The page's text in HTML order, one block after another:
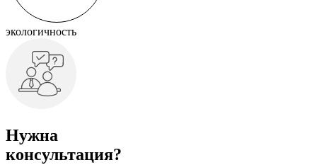
экологичность
Нужна
консультация?